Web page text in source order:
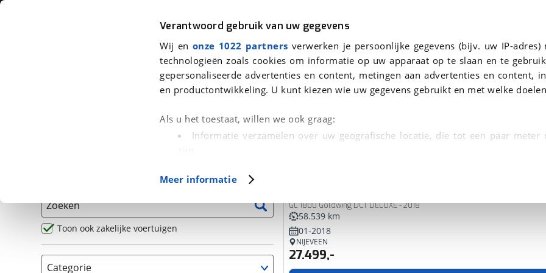
Verantwoord gebruik van uw gegevens
Wij en onze 1022 partners verwerken je persoonlijke gegevens (bijv. uw IP-adres)
technologieën zoals cookies om informatie op uw apparaat op te slaan en te
gepersonaliseerde advertenties en content, metingen aan advertenties en content,
en productontwikkeling. U kunt kiezen wie uw gegevens gebruikt en met welke
Als u het toestaat, willen we ook graag:
Informatie verzamelen over uw geografische locatie, die tot een paar meter
(fingerprinting)
in. U kunt uw toestemming op elk moment wijzigen of
Cookieverklaring.
Met cookies en vergelijkbare technieken zorgen we voor een betere en meer
Functionele cookies zorgen ervoor dat de website goed werkt. Ook gebruiken we
Meer informatie
Auto Fiets Motor
We hebben 2.568 motoren voor je gevonden
Zoeken
Toon ook zakelijke voertuigen
Categorie
GL 1800 Goldwing DCT DELUXE - 2018
58.539 km
01-2018
NIJEVEEN
27.499,-